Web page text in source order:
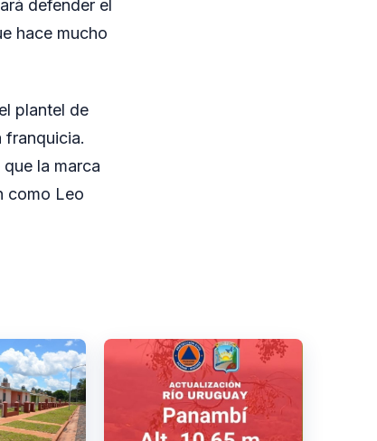
defender el
hace mucho
plantel de
franquicia.
la marca
como Leo